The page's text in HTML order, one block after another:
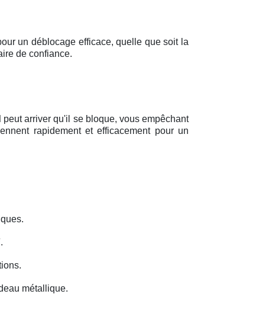
un déblocage efficace, quelle que soit la
de confiance.
arriver qu'il se bloque, vous empêchant
rapidement et efficacement pour un
métallique.